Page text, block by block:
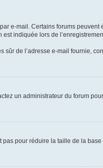
e-mail. Certains forums peuvent
indiquée lors de
sûr de l’adresse e-mail fournie,
un administrateur du forum
pas pour réduire la taille de la